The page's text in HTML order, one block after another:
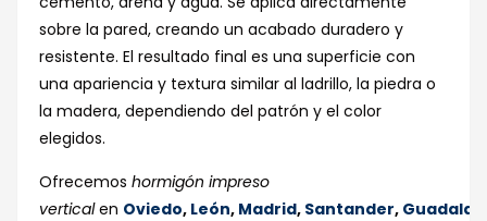
sobre la pared, creando un acabado duradero y
resistente. El resultado final es una superficie con
una apariencia y textura similar al ladrillo, la piedra o
la madera, dependiendo del patrón y el color
elegidos.
Ofrecemos hormigón impreso
verticalen Oviedo, León, Madrid, Santander,